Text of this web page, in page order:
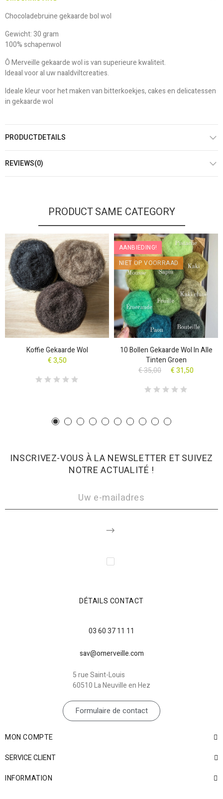
Chocoladebruine gekaarde bol wol
Gewicht: 30 gram
100% schapenwol
Ô Merveille gekaarde wol is van superieure kwaliteit.
Ideaal voor al uw naaldviltcreaties.
Ideale kleur voor het maken van bitterkoekjes, cakes en delicatessen
in gekaarde wol
PRODUCTDETAILS
REVIEWS(0)
PRODUCT SAME CATEGORY
Koffie Gekaarde Wol
€ 3,50
AANBIEDING!
NIET OP VOORRAAD
10 Bollen Gekaarde Wol In Alle
Tinten Groen
€ 35,00
€ 31,50
INSCRIVEZ-VOUS À LA NEWSLETTER ET SUIVEZ
NOTRE ACTUALITÉ !
DÉTAILS CONTACT
03 60 37 11 11
sav@omerveille.com
5 rue Saint-Louis
60510 La Neuville en Hez
Formulaire de contact
MON COMPTE
SERVICE CLIENT
INFORMATION